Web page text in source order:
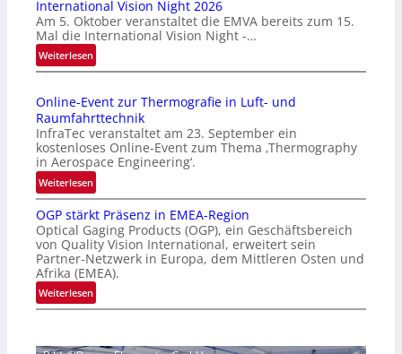
o
m
e
p
a
e
‚
H
y
p
e
r
s
p
e
c
t
r
l
International Vision Night 2026
Am 5. Oktober veranstaltet die EMVA bereits zum 15.
Mal die International Vision Night -…
Weiterlesen:
I
t
e
r
n
a
t
o
n
a
l
V
i
i
Online-Event zur Thermografie in Luft- und
Raumfahrttechnik
InfraTec veranstaltet am 23. September ein
kostenloses Online-Event zum Thema ‚Thermography
in Aerospace Engineering‘.
Weiterlesen:
O
n
l
i
n
e
-
OGP stärkt Präsenz in EMEA-Region
Optical Gaging Products (OGP), ein Geschäftsbereich
von Quality Vision International, erweitert sein
Partner-Netzwerk in Europa, dem Mittleren Osten und
Afrika (EMEA).
Weiterlesen:
O
P